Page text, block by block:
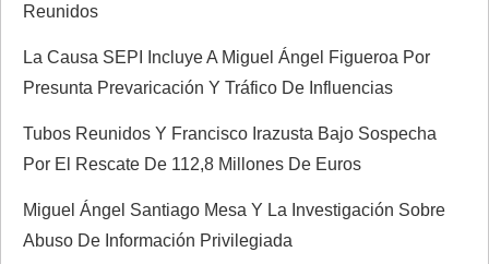
e
e
n
t
r
Reunidos
La Causa SEPI Incluye A Miguel Ángel Figueroa Por
Presunta Prevaricación Y Tráfico De Influencias
Tubos Reunidos Y Francisco Irazusta Bajo Sospecha
Por El Rescate De 112,8 Millones De Euros
Miguel Ángel Santiago Mesa Y La Investigación Sobre
Abuso De Información Privilegiada